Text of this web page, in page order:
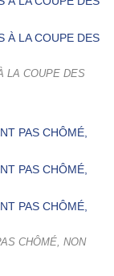
LA COUPE DES
CHÔMÉ, NON